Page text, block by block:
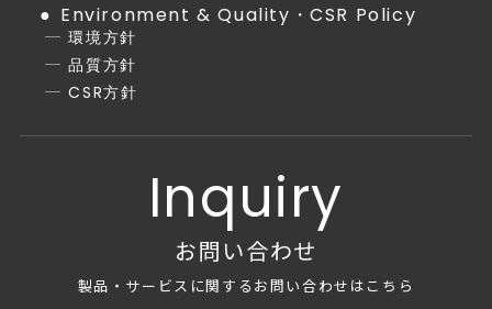
Environment & Quality・CSR Policy
環境方針
品質方針
CSR方針
Inquiry
お問い合わせ
製品・サービスに関するお問い合わせはこちら